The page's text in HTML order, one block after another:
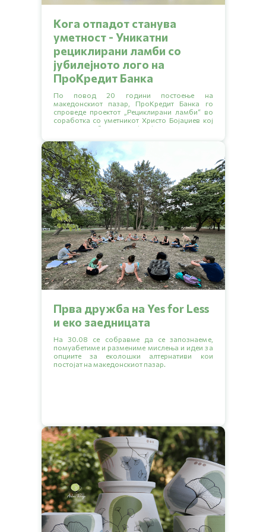
Kога отпадот станува
уметност - Уникатни
рециклирани ламби со
јубилејното лого на
ПроКредит Банка
По повод 20 години постоење на
македонскиот пазар, ПроКредит Банка го
спроведе проектот „Рециклирани ламби“ во
соработка со уметникот Христо Бојаџиев кој
стои позади брендот 2nd cycle.
Прва дружба на Yes for Less
и еко заедницата
На 30.08 се собравме да се запознаеме,
помуабетиме и размениме мислења и идеи за
опциите за еколошки алтернативи кои
постојат на македонскиот пазар.